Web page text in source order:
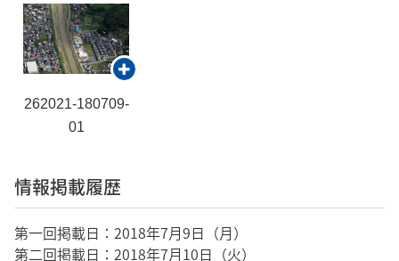
262021-180709-
01
情報掲載履歴
第一回掲載日：2018年7月9日（月）
第二回掲載日：2018年7月10日（火）